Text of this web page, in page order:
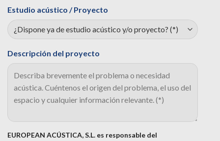
Estudio acústico / Proyecto
Descripción del proyecto
EUROPEAN ACÚSTICA, S.L. es responsable del